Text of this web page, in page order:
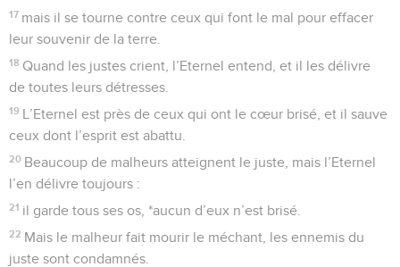
17 mais il se tourne contre ceux qui font le mal pour effacer
leur souvenir de la terre.
18 Quand les justes crient, l’Eternel entend, et il les délivre
de toutes leurs détresses.
19 L’Eternel est près de ceux qui ont le cœur brisé, et il sauve
ceux dont l’esprit est abattu.
20 Beaucoup de malheurs atteignent le juste, mais l’Eternel
l’en délivre toujours :
21 il garde tous ses os, *aucun d’eux n’est brisé.
22 Mais le malheur fait mourir le méchant, les ennemis du
juste sont condamnés.